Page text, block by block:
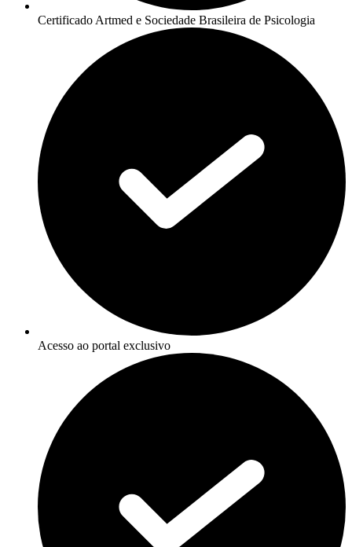
Certificado Artmed e Sociedade Brasileira de Psicologia
Acesso ao portal exclusivo